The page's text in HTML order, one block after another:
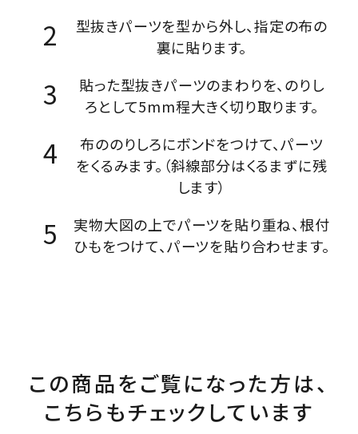
型抜きパーツを型から外し、指定の布の
裏に貼ります。
貼った型抜きパーツのまわりを、のりし
ろとして5mm程大きく切り取ります。
布ののりしろにボンドをつけて、パーツ
をくるみます。（斜線部分はくるまずに残
します）
実物大図の上でパーツを貼り重ね、根付
ひもをつけて、パーツを貼り合わせます。
この商品をご覧になった方は、
こちらもチェックしています